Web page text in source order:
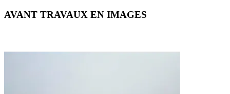
AVANT TRAVAUX EN IMAGES